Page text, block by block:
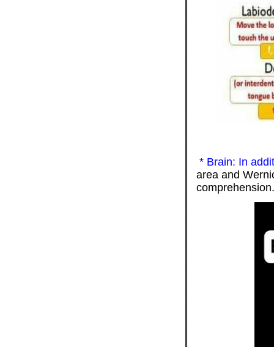
* Brain: In
area and
comprehension.